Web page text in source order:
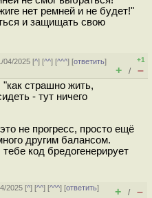
нет ремней и не будет!"
и защищать свою
04/2025 [^] [^^] [^^^] [ответить]
+1
+ / –
страшно жить,
- тут ничего
не прогресс, просто ещё
другим балансом.
код бредогенерирует
2025 [^] [^^] [^^^] [ответить]
+ / –